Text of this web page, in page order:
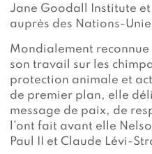
Jane Goodall Institute
auprès des Nations-
​​Mondialement
son travail sur les
protection animale et
de premier plan, elle
message de paix, de
l’ont fait avant elle
Paul II et Claude Lévi-